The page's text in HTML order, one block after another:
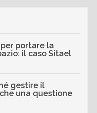
portare la
il caso Sitael
gestire il
una questione